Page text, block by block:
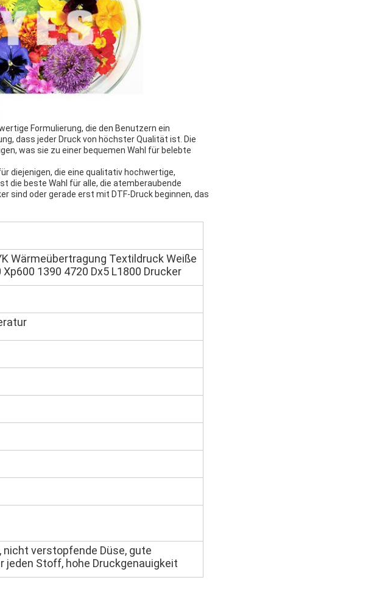
Formulierung, die den Benutzern ein
dass jeder Druck von höchster Qualität ist. Die
was sie zu einer bequemen Wahl für belebte
diejenigen, die eine qualitativ hochwertige,
die beste Wahl für alle, die atemberaubende
sind oder gerade erst mit DTF-Druck beginnen, das
Wärmeübertragung Textildruck Weiße
1390 4720 Dx5 L1800 Drucker
nicht verstopfende Düse, gute
jeden Stoff, hohe Druckgenauigkeit